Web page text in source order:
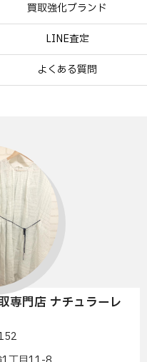
買取強化ブランド
LINE査定
よくある質問
専門店 ナチュラーレ